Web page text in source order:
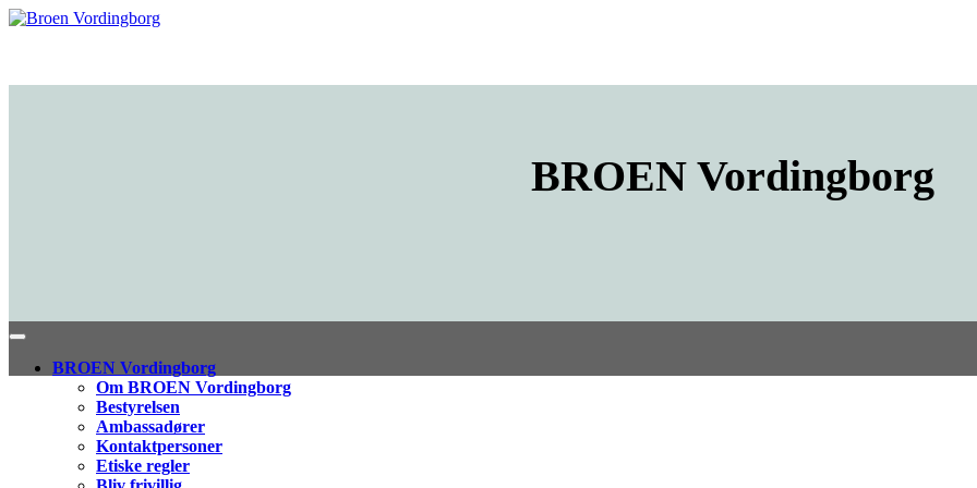
BROEN Vordingborg
BROEN Vordingborg
Om BROEN Vordingborg
Bestyrelsen
Ambassadører
Kontaktpersoner
Etiske regler